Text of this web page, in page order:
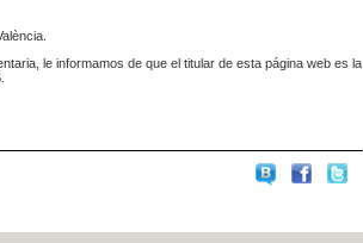
le informamos de que el titular de esta página web es la